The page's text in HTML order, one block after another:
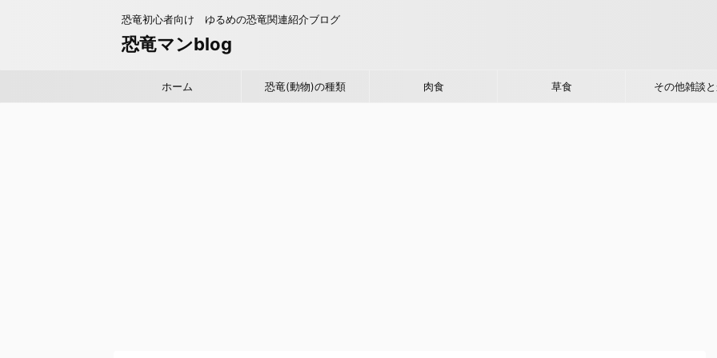
恐竜初心者向け ゆるめの恐竜関連紹介ブログ
恐竜マンblog
ホーム 恐竜(動物)の種類 肉食 草食 その他雑談